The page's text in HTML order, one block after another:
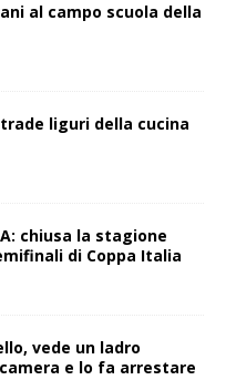
al campo scuola della
liguri della cucina
chiusa la stagione
di Coppa Italia
vede un ladro
e lo fa arrestare